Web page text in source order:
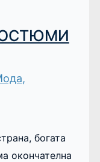
,
богата
окончателна